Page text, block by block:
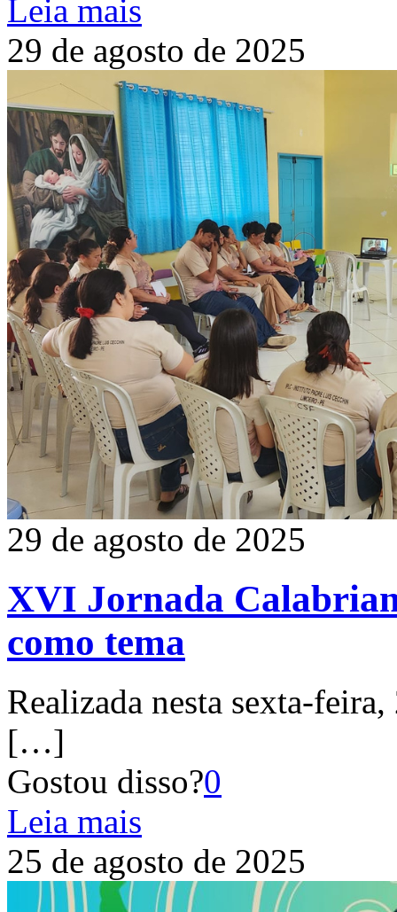
Leia mais
29 de agosto de 2025
29 de agosto de 2025
XVI Jornada
como tema
Realizada nesta sexta-
[…]
Gostou disso?0
Leia mais
25 de agosto de 2025